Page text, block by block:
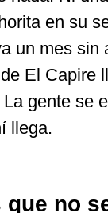
en su
un mes sin
El Capire
gente se
llega.
que no